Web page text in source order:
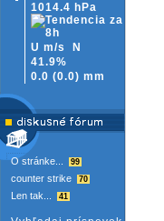
1014.4 hPa
U m/s
N
41.9%
0.0 (0.0) mm
O stránke... 99
counter strike 70
Len tak... 41